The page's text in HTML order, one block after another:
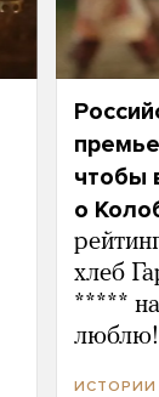
чтобы
о
хлеб
*****
ИСТОРИИ